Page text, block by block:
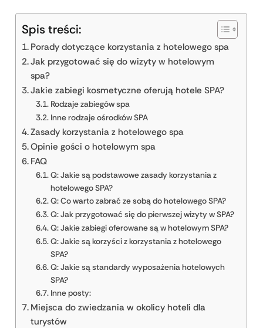
Spis treści:
Porady dotyczące korzystania z hotelowego spa
Jak przygotować się do wizyty w hotelowym
spa?
Jakie zabiegi kosmetyczne oferują hotele SPA?
Rodzaje zabiegów spa
Inne rodzaje ośrodków SPA
Zasady korzystania z hotelowego spa
Opinie gości o hotelowym spa
FAQ
Q: Jakie są podstawowe zasady korzystania z
hotelowego SPA?
Q: Co warto zabrać ze sobą do hotelowego SPA?
Q: Jak przygotować się do pierwszej wizyty w SPA?
Q: Jakie zabiegi oferowane są w hotelowym SPA?
Q: Jakie są korzyści z korzystania z hotelowego
SPA?
Q: Jakie są standardy wyposażenia hotelowych
SPA?
Inne posty:
Miejsca do zwiedzania w okolicy hoteli dla
turystów